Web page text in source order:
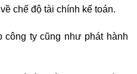
chế độ tài chính kế toán.
ty cũng như phát hành